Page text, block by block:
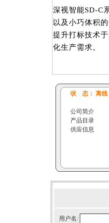
深视智能SD-C
以及小巧体积
提升打标技术
化生产需求。
状 态： 离线
公司简介
产品目录
供应信息
用户名: